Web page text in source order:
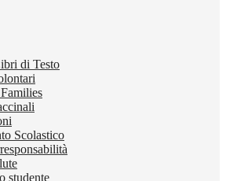
di Testo
Scolastico
studente